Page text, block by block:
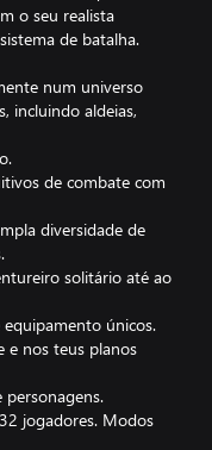
o seu realista
de batalha.
num universo
incluindo aldeias,
de combate com
diversidade de
solitário até ao
únicos.
e nos teus planos
personagens.
jogadores. Modos